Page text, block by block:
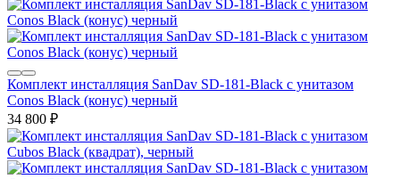
Комплект инсталляция SanDav SD-181-Black с унитазом
Conos Black (конус) черный
34 800 ₽